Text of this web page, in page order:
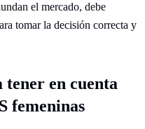
el mercado, debe
tomar la decisión correcta y
tener en cuenta
femeninas